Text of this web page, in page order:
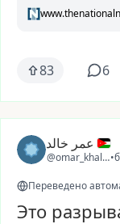
83 6
عمر خالد
•
Переведено
Это